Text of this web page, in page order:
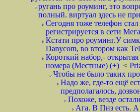
ругань про роуминг, это
полный. виртуал здесь не
Сегодня тоже телефон
регистрируется в сети
Кстати про роуминг.У
Danycom, во втором как
Короткий набор,-
номера (Местные) (+) <
Чтобы не было таких
Надо же, где-то ещё
предполагалось,
Похоже, везде
Ага. В Пнз есть. А